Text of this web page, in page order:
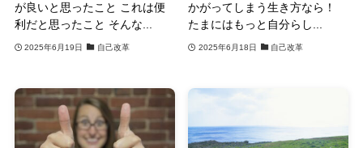
が良いと思ったこと これは便
利だと思ったこと そんな...
2025年6月19日 自己改革
かがってしまう生き方なら！
たまにはもっと自分らし...
2025年6月18日 自己改革